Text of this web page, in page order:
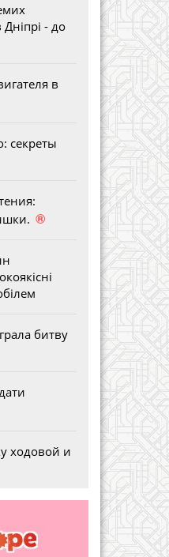
- до
в
секреты
®
битву
ходовой и